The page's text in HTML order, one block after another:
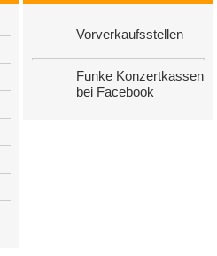
Vorverkaufsstellen
Funke Konzertkassen
bei Facebook